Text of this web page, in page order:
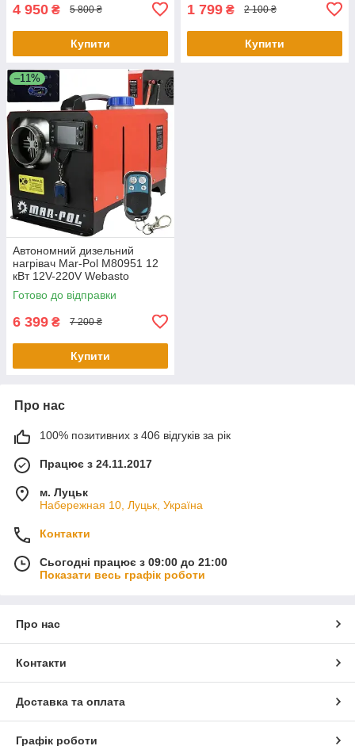
4 950 ₴ 5 800 ₴
Купити
1 799 ₴ 2 100 ₴
Купити
–11%
Автономний дизельний
нагрівач Mar-Pol M80951 12
кВт 12V-220V Webasto
Готово до відправки
6 399 ₴ 7 200 ₴
Купити
Про нас
100% позитивних з 406 відгуків за рік
Працює з 24.11.2017
м. Луцьк
Набережная 10, Луцьк, Україна
Контакти
Сьогодні працює з 09:00 до 21:00
Показати весь графік роботи
Про нас
Контакти
Доставка та оплата
Графік роботи